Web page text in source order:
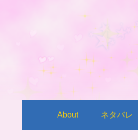
About ネタバレ